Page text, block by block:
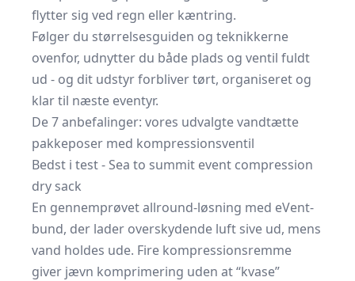
flytter sig ved regn eller kæntring.
Følger du størrelsesguiden og teknikkerne
ovenfor, udnytter du både plads og ventil fuldt
ud - og dit udstyr forbliver tørt, organiseret og
klar til næste eventyr.
De 7 anbefalinger: vores udvalgte vandtætte
pakkeposer med kompressionsventil
Bedst i test - Sea to summit event compression
dry sack
En gennemprøvet allround-løsning med eVent-
bund, der lader overskydende luft sive ud, mens
vand holdes ude. Fire kompressionsremme
giver jævn komprimering uden at “kvase”